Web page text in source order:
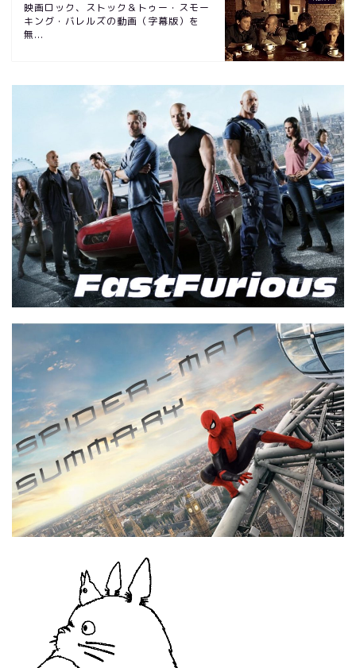
映画ロック、ストック＆トゥー・スモー
キング・バレルズの動画（字幕版）を
無...